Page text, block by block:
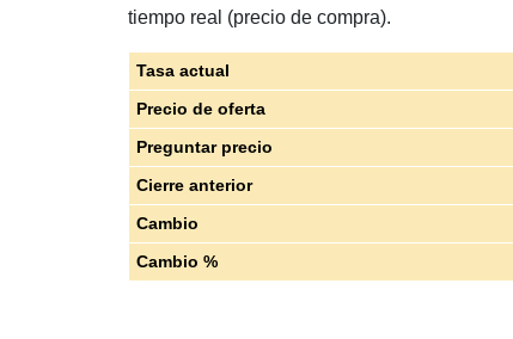
tiempo real (precio de compra).
Tasa actual
Precio de oferta
Preguntar precio
Cierre anterior
Cambio
Cambio %